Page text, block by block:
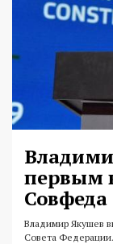
первым
Совфеда
Владимир Якушев
Совета Федерации.